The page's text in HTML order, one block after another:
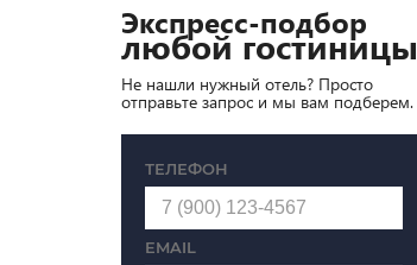
Экспресс-подбор
любой гостиницы
Не нашли нужный отель? Просто
отправьте запрос и мы вам подберем.
ТЕЛЕФОН
EMAIL